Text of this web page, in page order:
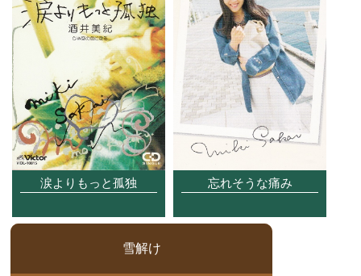
涙よりもっと孤独 忘れそうな痛み
雪解け